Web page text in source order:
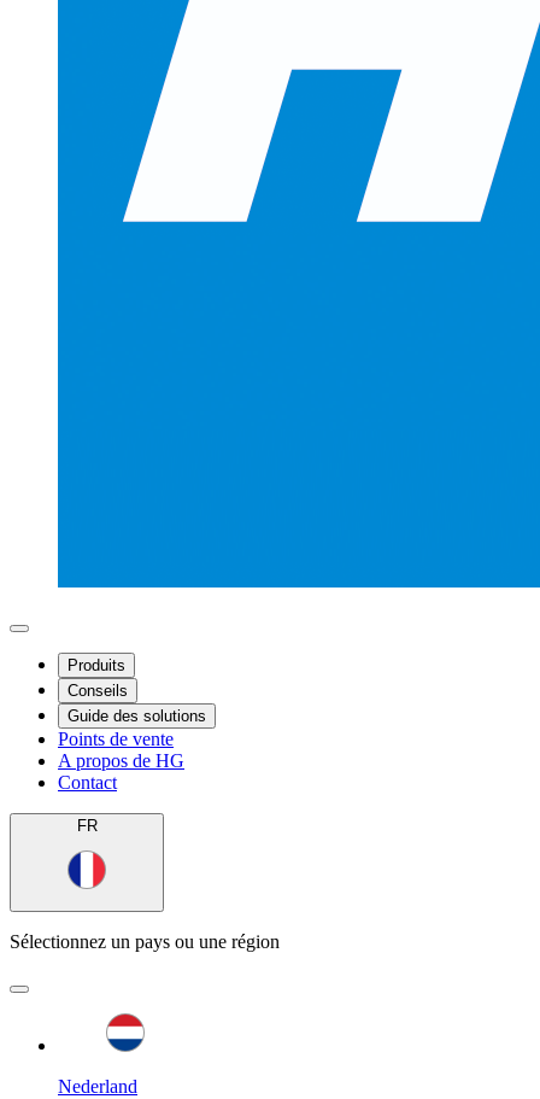
Produits
Conseils
Guide des solutions
Points de vente
A propos de HG
Contact
FR
Sélectionnez un pays ou une région
Nederland